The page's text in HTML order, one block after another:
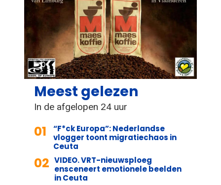
Meest gelezen
In de afgelopen 24 uur
01
“F*ck Europa”: Nederlandse
vlogger toont migratiechaos in
Ceuta
02 VIDEO. VRT-nieuwsploeg
ensceneert emotionele beelden
in Ceuta